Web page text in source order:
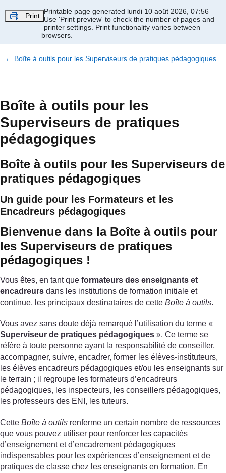
Print
Printable page generated lundi 10 août 2026, 07:56
Use 'Print preview' to check the number of pages and
printer settings. Print functionality varies between
browsers.
← Boîte à outils pour les Superviseurs de pratiques pédagogiques
Boîte à outils pour les
Superviseurs de pratiques
pédagogiques
Boîte à outils pour les Superviseurs de
pratiques pédagogiques
Un guide pour les Formateurs et les
Encadreurs pédagogiques
Bienvenue dans la Boîte à outils pour
les Superviseurs de pratiques
pédagogiques !
Vous êtes, en tant que formateurs des enseignants et
encadreurs dans les institutions de formation initiale et
continue, les principaux destinataires de cette Boîte à outils.
Vous avez sans doute déjà remarqué l’utilisation du terme «
Superviseur de pratiques pédagogiques ». Ce terme se
réfère à toute personne ayant la responsabilité de conseiller,
accompagner, suivre, encadrer, former les élèves-instituteurs,
les élèves encadreurs pédagogiques et/ou les enseignants sur
le terrain ; il regroupe les formateurs d’encadreurs
pédagogiques, les inspecteurs, les conseillers pédagogiques,
les professeurs des ENI, les tuteurs.
Cette Boîte à outils renferme un certain nombre de ressources
que vous pouvez utiliser pour renforcer les capacités
d’enseignement et d’encadrement pédagogiques
indispensables pour les expériences d’enseignement et de
pratiques de classe chez les enseignants en formation. En